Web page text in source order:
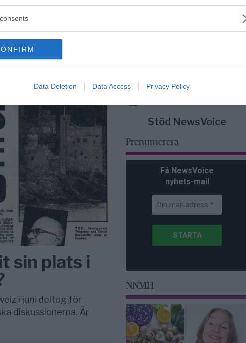
Data Deletion Data Access Privacy Policy
sin plats i
i juni deltog för
diskussionerna. Är
Stöd NewsVoice
Prenumerera
Få NewsVoice
nyhets-mail
NNMH